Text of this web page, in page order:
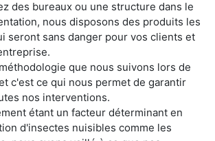
des bureaux ou une structure dans le
nous disposons des produits les
seront sans danger pour vos clients et
que nous suivons lors de
c'est ce qui nous permet de garantir
nos interventions.
étant un facteur déterminant en
d'insectes nuisibles comme les